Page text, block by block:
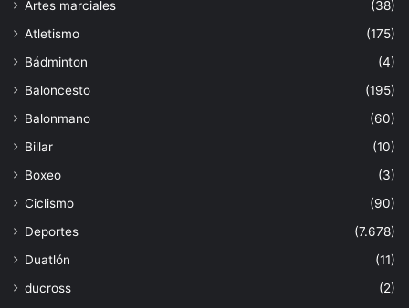
Artes marciales
(38)
Atletismo
(175)
Bádminton
(4)
Baloncesto
(195)
Balonmano
(60)
Billar
(10)
Boxeo
(3)
Ciclismo
(90)
Deportes
(7.678)
Duatlón
(11)
ducross
(2)